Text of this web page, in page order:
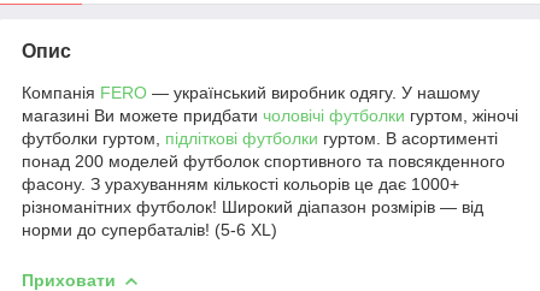
Опис
Компанія FERO — український виробник одягу. У нашому
магазині Ви можете придбати чоловічі футболки гуртом, жіночі
футболки гуртом, підліткові футболки гуртом. В асортименті
понад 200 моделей футболок спортивного та повсякденного
фасону. З урахуванням кількості кольорів це дає 1000+
різноманітних футболок! Широкий діапазон розмірів — від
норми до супербаталів! (5-6 XL)
Приховати